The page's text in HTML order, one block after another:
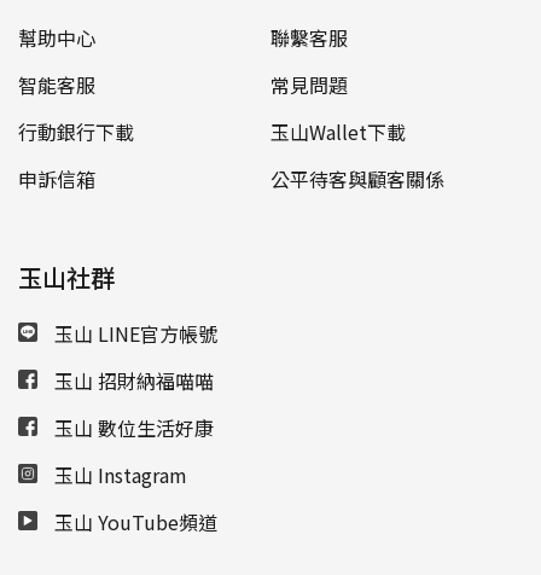
幫助中心
聯繫客服
智能客服
常見問題
行動銀行下載
玉山Wallet下載
申訴信箱
公平待客與顧客關係
玉山社群
玉山 LINE官方帳號
玉山 招財納福喵喵
玉山 數位生活好康
玉山 Instagram
玉山 YouTube頻道